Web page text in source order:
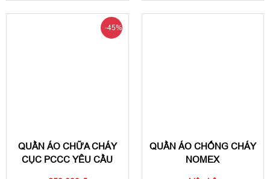
-45%
QUẦN ÁO CHỮA CHÁY
CỤC PCCC YÊU CẦU
QUẦN ÁO CHỐNG CHÁY
NOMEX